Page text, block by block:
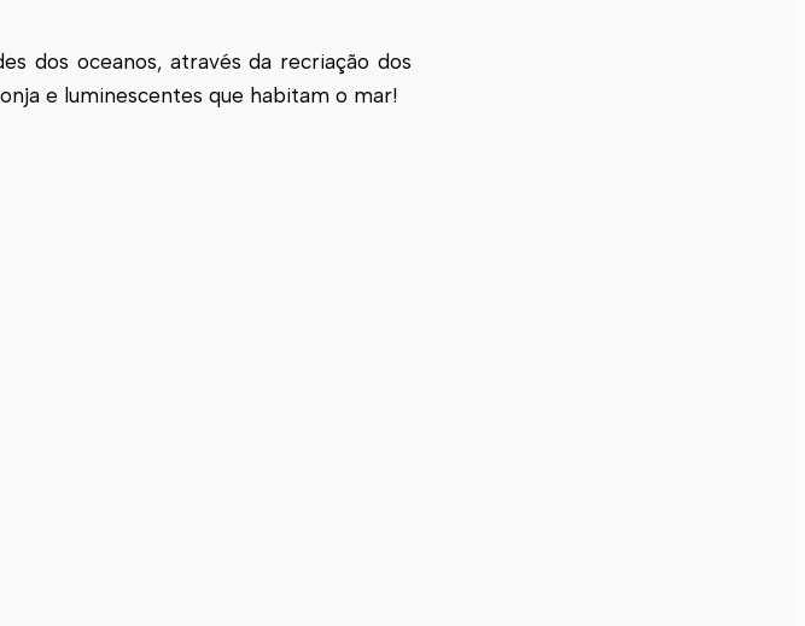
dos oceanos, através da recriação dos
e luminescentes que habitam o mar!